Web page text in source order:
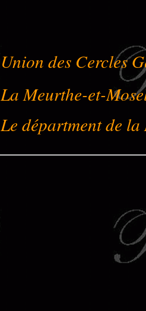
Union des Cercles
La Meurthe-et-
Le départment de